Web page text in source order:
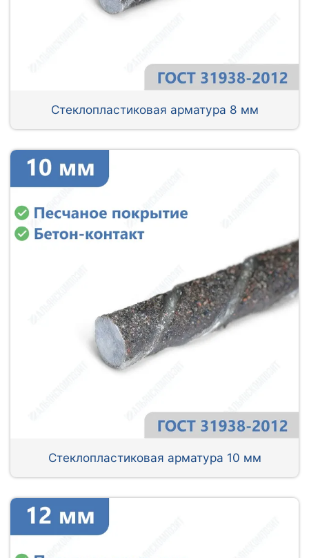
Стеклопластиковая арматура 8 мм
Стеклопластиковая арматура 10 мм